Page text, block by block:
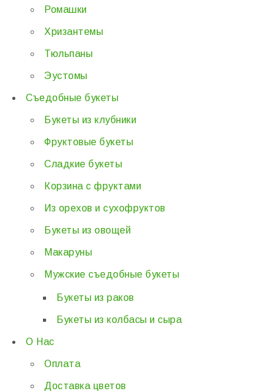
Ромашки
Хризантемы
Тюльпаны
Эустомы
Съедобные букеты
Букеты из клубники
Фруктовые букеты
Сладкие букеты
Корзина с фруктами
Из орехов и сухофруктов
Букеты из овощей
Макаруны
Мужские съедобные букеты
Букеты из раков
Букеты из колбасы и сыра
О Нас
Оплата
Доставка цветов